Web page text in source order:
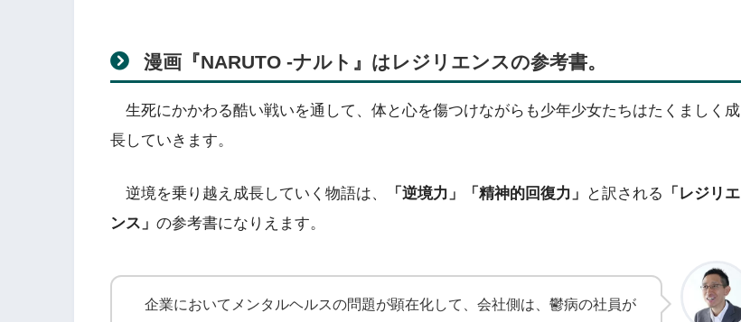
漫画『NARUTO -ナルト』はレジリエンスの参考書。
生死にかかわる酷い戦いを通して、体と心を傷つけながらも少年少女たちはたくましく成
長していきます。
逆境を乗り越え成長していく物語は、 「逆境力」「精神的回復力」 と訳される 「レジリエ
ンス」 の参考書になりえます。
企業においてメンタルヘルスの問題が顕在化して、会社側は、鬱病の社員が